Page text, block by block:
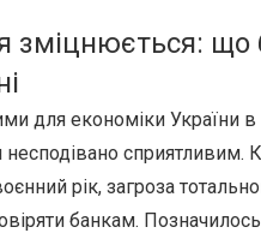
зміцнюється:
для економіки України
сприятливим.
рік, загроза
банкам.